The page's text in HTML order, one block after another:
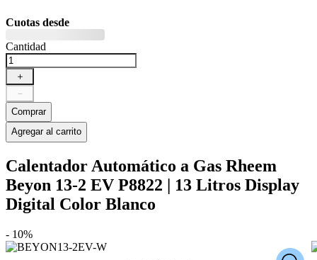
Cuotas desde
Cantidad
＋
－
Comprar
Agregar al carrito
Calentador Automático a Gas Rheem
Beyon 13-2 EV P8822 | 13 Litros Display
Digital Color Blanco
- 10%